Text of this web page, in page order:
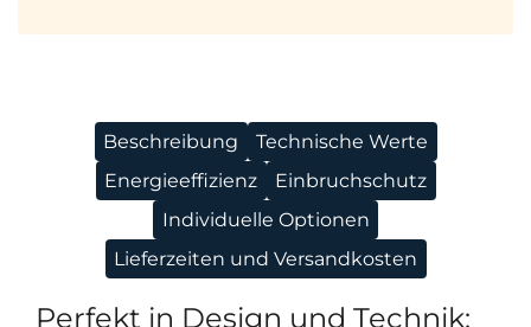
Beschreibung
Technische Werte
Energieeffizienz
Einbruchschutz
Individuelle Optionen
Lieferzeiten und Versandkosten
Perfekt in Design und Technik: